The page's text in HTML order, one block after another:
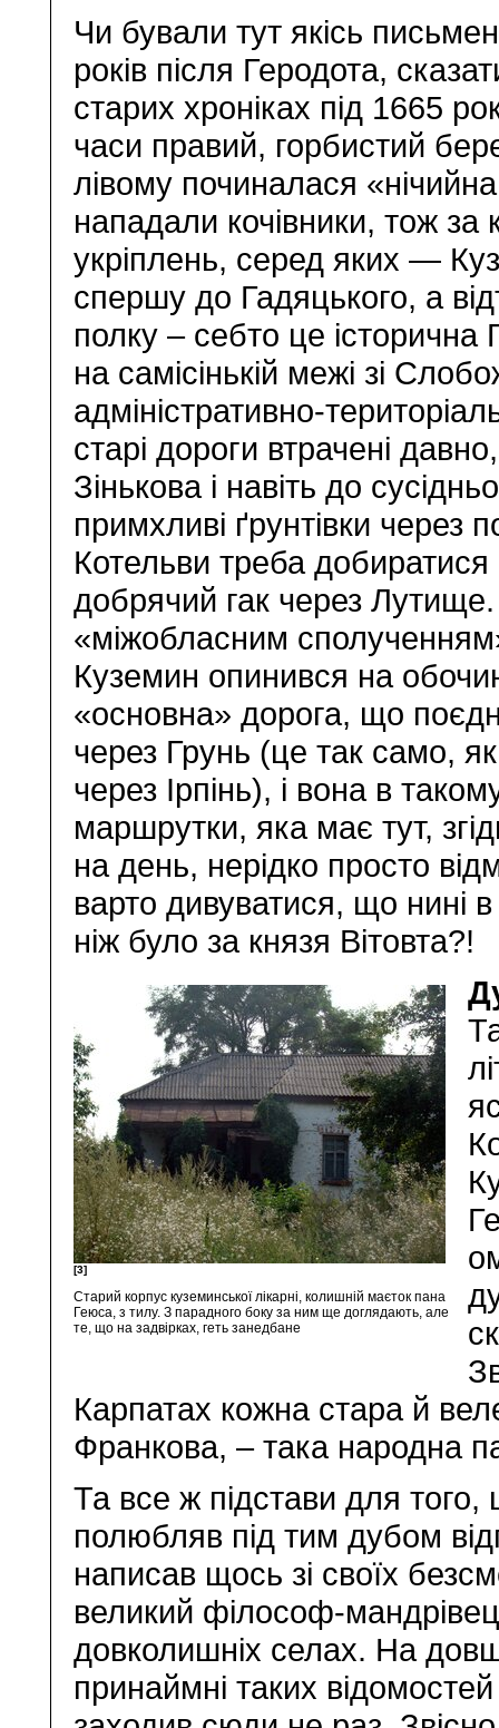
Чи бували тут якісь
років після Геродота,
старих хроніках під 1665
часи правий, горбистий
лівому починалася
нападали кочівники, тож за
укріплень, серед яких —
спершу до Гадяцького, а
полку – себто це
на самісінькій межі зі
адміністративно-
старі дороги втрачені
Зінькова і навіть до
примхливі ґрунтівки через
Котельви треба
добрячий гак через
«міжобласним
Куземин опинився на
«основна» дорога, що
через Грунь (це так само,
через Ірпінь), і вона в
маршрутки, яка має тут,
на день, нерідко просто
варто дивуватися, що нині
ніж було за князя Вітовта?!
[3]
Старий корпус куземинської лікарні, колишній маєток пана
Геюса, з тилу. З парадного боку за ним ще доглядають, але
те, що на задвірках, геть занедбане
Карпатах кожна стара й
Франкова, – така народна
Та все ж підстави для
полюбляв під тим дубом
написав щось зі своїх
великий філософ-
довколишніх селах. На
принаймні таких